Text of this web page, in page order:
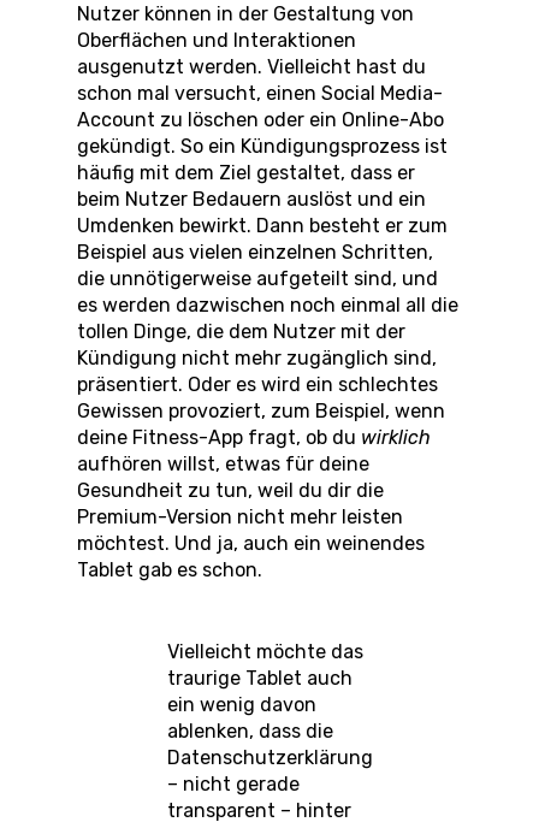
Nutzer können in der Gestaltung von
Oberflächen und Interaktionen
ausgenutzt werden. Vielleicht hast du
schon mal versucht, einen Social Media-
Account zu löschen oder ein Online-Abo
gekündigt. So ein Kündigungsprozess ist
häufig mit dem Ziel gestaltet, dass er
beim Nutzer Bedauern auslöst und ein
Umdenken bewirkt. Dann besteht er zum
Beispiel aus vielen einzelnen Schritten,
die unnötigerweise aufgeteilt sind, und
es werden dazwischen noch einmal all die
tollen Dinge, die dem Nutzer mit der
Kündigung nicht mehr zugänglich sind,
präsentiert. Oder es wird ein schlechtes
Gewissen provoziert, zum Beispiel, wenn
deine Fitness-App fragt, ob du wirklich
aufhören willst, etwas für deine
Gesundheit zu tun, weil du dir die
Premium-Version nicht mehr leisten
möchtest. Und ja, auch ein weinendes
Tablet gab es schon.
Vielleicht möchte das
traurige Tablet auch
ein wenig davon
ablenken, dass die
Datenschutzerklärung
– nicht gerade
transparent – hinter